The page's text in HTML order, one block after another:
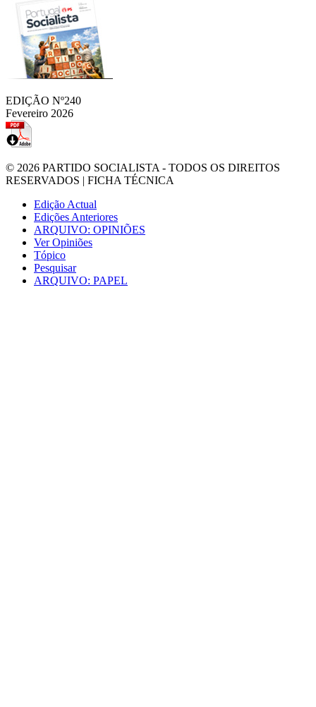
EDIÇÃO Nº240
Fevereiro 2026
© 2026 PARTIDO SOCIALISTA - TODOS OS DIREITOS
RESERVADOS | FICHA TÉCNICA
Edição Actual
Edições Anteriores
ARQUIVO: OPINIÕES
Ver Opiniões
Tópico
Pesquisar
ARQUIVO: PAPEL